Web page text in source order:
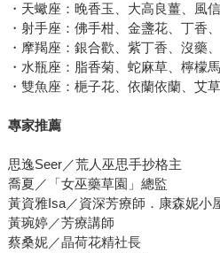
・天蠍座：晚香玉、大高良薑、風
・射手座：佛手柑、金盞花、丁香
・摩羯座：銀合歡、紫丁香、沒藥
・水瓶座：脂香菊、蛇麻草、檸檬
・雙魚座：梔子花、依蘭依蘭、艾
專家推薦
思逸Seer／荒人巫思手抄格主
喬夏／「女巫藥草園」總監
黃資雅Isa／資深芳療師．康森妮小
黃琬婷／芳療講師
蔡桑妮／晶荷花精社長